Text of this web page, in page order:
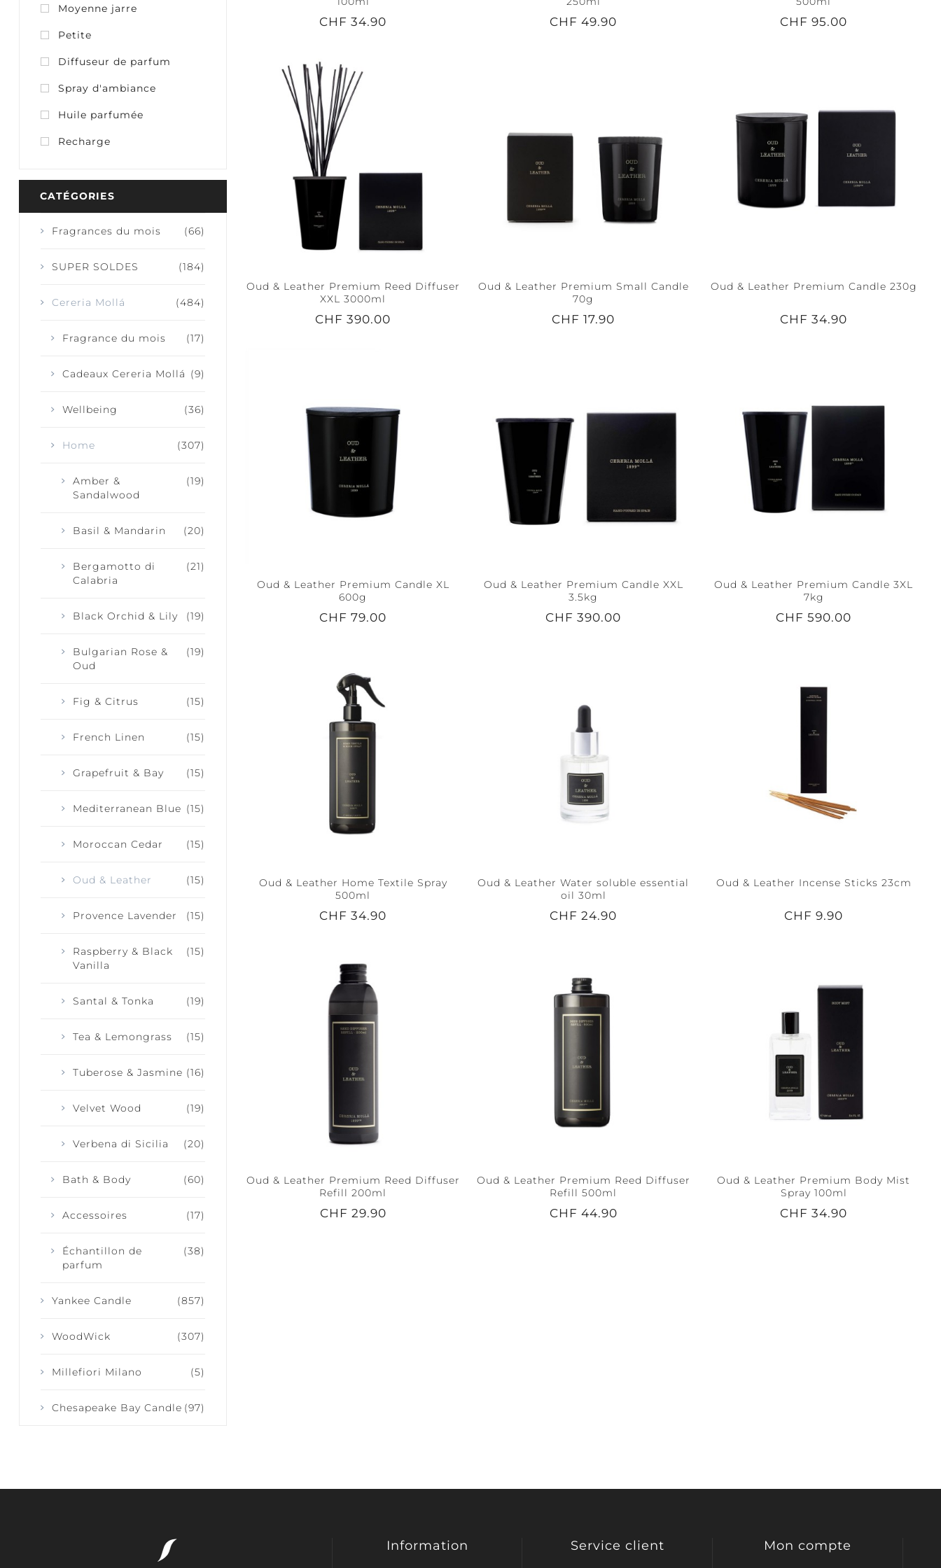
SÉRÉNITÉ +
CALME
CHF 34.90 CHF 49.90 CHF 95.00
Oud & Leather Premium Reed Diffuser
XXL 3000ml
CHF 390.00
Oud & Leather Premium Small Candle
70g
CHF 17.90
Oud & Leather Premium Candle 230g
CHF 34.90
Oud & Leather Premium Candle XL
600g
CHF 79.00
Oud & Leather Premium Candle XXL
3.5kg
CHF 390.00
Oud & Leather Premium Candle 3XL
7kg
CHF 590.00
Oud & Leather Home Textile Spray
500ml
CHF 34.90
Oud & Leather Water soluble essential
oil 30ml
CHF 24.90
Oud & Leather Incense Sticks 23cm
CHF 9.90
Oud & Leather Premium Reed Diffuser
Refill 200ml
CHF 29.90
Oud & Leather Premium Reed Diffuser
Refill 500ml
CHF 44.90
Oud & Leather Premium Body Mist
Spray 100ml
CHF 34.90
Moyenne jarre
Petite
Diffuseur de parfum
Spray d'ambiance
Huile parfumée
Recharge
CATÉGORIES
(66)
Fragrances du mois
(184)
SUPER SOLDES
(484)
Cereria Mollá
(17)
Fragrance du mois
(9)
Cadeaux Cereria Mollá
(36)
Wellbeing
(307)
Home
(19)
Amber &
Sandalwood
(20)
Basil & Mandarin
(21)
Bergamotto di
Calabria
(19)
Black Orchid & Lily
(19)
Bulgarian Rose &
Oud
(15)
Fig & Citrus
(15)
French Linen
(15)
Grapefruit & Bay
(15)
Mediterranean Blue
(15)
Moroccan Cedar
(15)
Oud & Leather
(15)
Provence Lavender
(15)
Raspberry & Black
Vanilla
(19)
Santal & Tonka
(15)
Tea & Lemongrass
(16)
Tuberose & Jasmine
(19)
Velvet Wood
(20)
Verbena di Sicilia
(60)
Bath & Body
(17)
Accessoires
(38)
Échantillon de
parfum
(857)
Yankee Candle
(307)
WoodWick
(5)
Millefiori Milano
(97)
Chesapeake Bay Candle
Information Service client Mon compte